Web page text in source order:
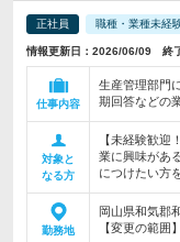
正社員 職種・業種未経
情報更新日：2026/06/09 終
仕事内容
生産管理部門
期回答などの
対象と
なる方
【未経験歓
業に興味があ
につけたい方
勤務地
岡山県和気郡
【変更の範囲